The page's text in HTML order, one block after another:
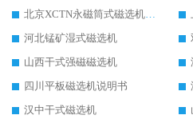
北京XCTN永磁筒式磁选机磁块位置
河北锰矿湿式磁选机
山西干式强磁磁选机
四川平板磁选机说明书
汉中干式磁选机